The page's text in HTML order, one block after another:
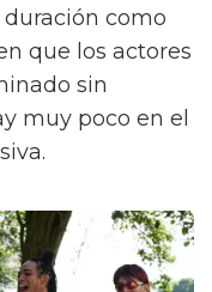
como
que los actores
sin
muy poco en el